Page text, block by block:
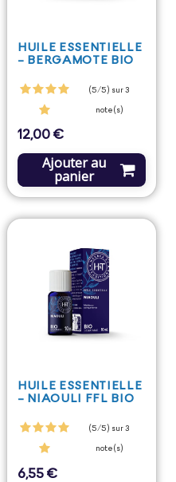
HUILE ESSENTIELLE
- BERGAMOTE BIO
(5/5) sur 3
note(s)
Prix
12,00 €
Ajouter au
panier
HUILE ESSENTIELLE
- NIAOULI FFL BIO
(5/5) sur 3
note(s)
Prix
6,55 €